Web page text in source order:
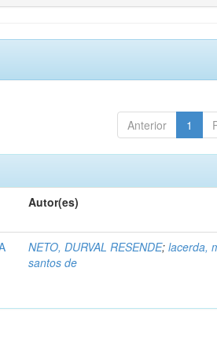
Anterior 1
Autor(es)
NETO, DURVAL RESENDE;lacerda,
santos de